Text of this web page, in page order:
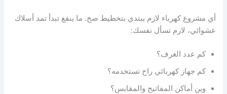
أي مشروع كهرباء لازم يبتدي بتخطيط صح. ما ينفع تبدأ تمد أسلاك
عشوائي، لازم تسأل نفسك:
كم عدد الغرف؟
كم جهاز كهربائي راح تستخدمه؟
وين أماكن المفاتيح والمقابس؟